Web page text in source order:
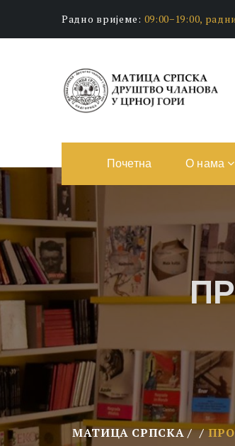
Радно вријеме: 09:00−19:00,
Почетна О нама
МАТИЦА СРПСКА